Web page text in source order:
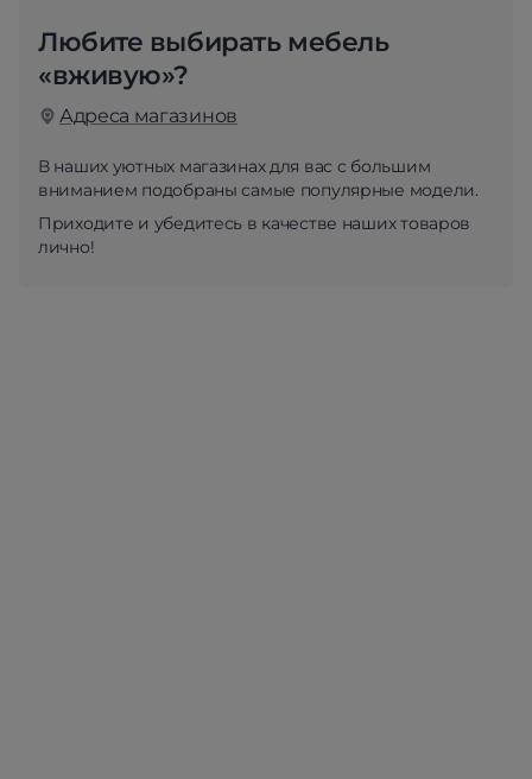
Любите выбирать мебель
«вживую»?
Адреса магазинов
В наших уютных магазинах для вас с большим
вниманием подобраны самые популярные модели.
Приходите и убедитесь в качестве наших товаров
лично!